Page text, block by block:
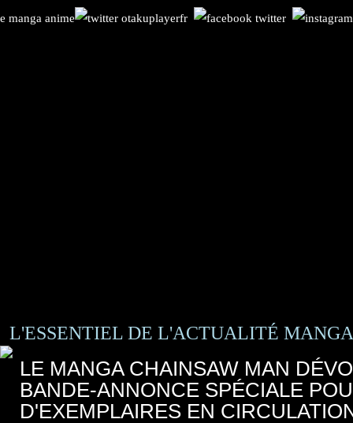
L'ESSENTIEL DE L'ACTUALITÉ
LE MANGA CHAINSAW MAN
BANDE-ANNONCE SPÉCIALE
D'EXEMPLAIRES EN